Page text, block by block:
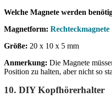
Welche Magnete werden
Magnetform: Rechteckmagnete
Größe: 20 x 10 x 5 mm
Anmerkung: Die Magnete
Position zu halten, aber nicht so
10. DIY Kopfhörerhalter